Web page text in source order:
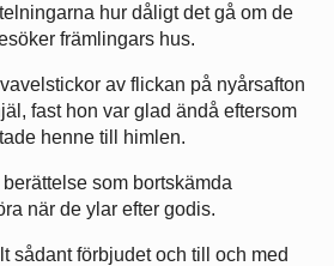
hur dåligt det gå om de
främlingars hus.
av flickan på nyårsafton
fast hon var glad ändå eftersom
henne till himlen.
som bortskämda
när de ylar efter godis.
sådant förbjudet och till och med